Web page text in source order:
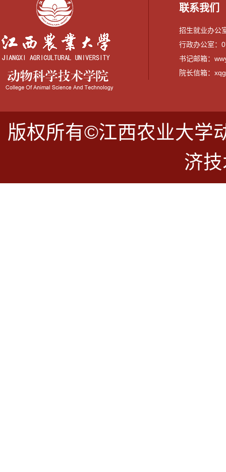
联系我们
招生就业办公
行政办公室：
书记邮箱：
院长信箱：
版权所有©江西农业大学
济